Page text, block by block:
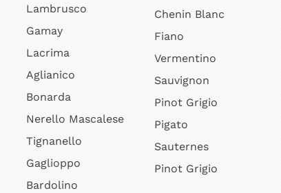
Lambrusco
Gamay
Lacrima
Aglianico
Bonarda
Nerello Mascalese
Tignanello
Gaglioppo
Bardolino
Chenin Blanc
Fiano
Vermentino
Sauvignon
Pinot Grigio
Pigato
Sauternes
Pinot Grigio